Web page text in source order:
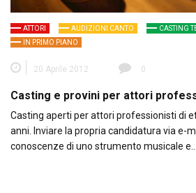
ATTORI AUDIZIONI CANTO
CASTING
IN PRIMO PIANO
20 Aprile 2012 0
Casting e provini per attori
Casting aperti per attori professionisti di
anni. Inviare la propria candidatura via e-
conoscenze di uno strumento musicale e…